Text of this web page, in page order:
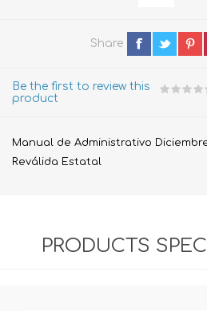
Share
Be the first to review this
product
Manual de Administrativo
Reválida Estatal
PRODUCTS